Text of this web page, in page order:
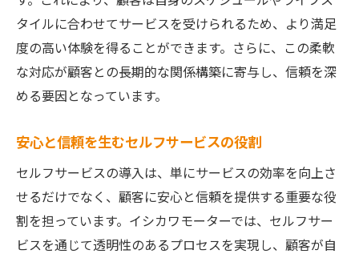
タイルに合わせてサービスを受けられるため、より満足
度の高い体験を得ることができます。さらに、この柔軟
な対応が顧客との長期的な関係構築に寄与し、信頼を深
める要因となっています。
安心と信頼を生むセルフサービスの役割
セルフサービスの導入は、単にサービスの効率を向上さ
せるだけでなく、顧客に安心と信頼を提供する重要な役
割を担っています。イシカワモーターでは、セルフサー
ビスを通じて透明性のあるプロセスを実現し、顧客が自